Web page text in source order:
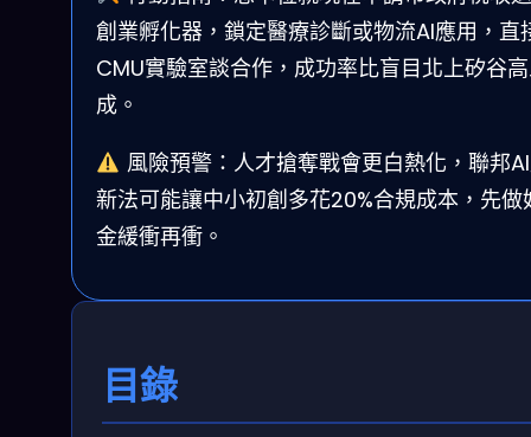
創業孵化器，鎖定醫療診斷或物流AI應用，直
CMU實驗室談合作，成功率比盲目北上矽谷
成。
風險預警：人才搶奪戰會更白熱化，聯邦
新法可能讓中小初創多花20%合規成本，先做
金緩衝再衝。
目錄